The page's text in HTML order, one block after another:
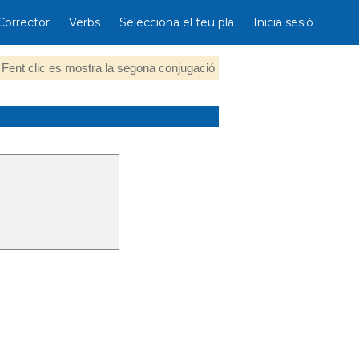
Verbs Selecciona el teu pla Inicia sesió
Fent clic es mostra la segona conjugació